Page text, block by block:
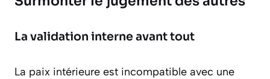
La validation interne avant tout
La paix intérieure est incompatible avec une